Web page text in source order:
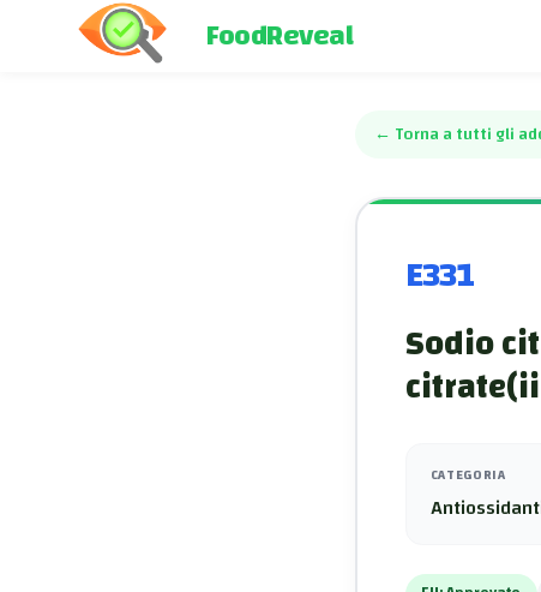
FoodReveal
← Torna a tutti gli
E331
Sodio
CATEGORIA